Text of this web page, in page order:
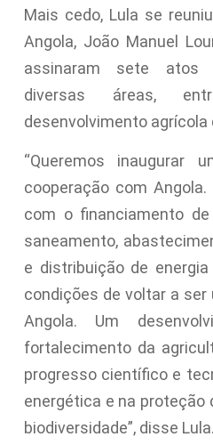
Mais cedo, Lula se
Angola, João Manuel
assinaram sete atos
diversas áreas,
desenvolvimento agrícola
“Queremos inaugurar
cooperação com
com o financiamento
saneamento,
e distribuição de
condições de voltar a ser
Angola. Um
fortalecimento da
progresso científico e
energética e na proteção
biodiversidade”, disse Lula.